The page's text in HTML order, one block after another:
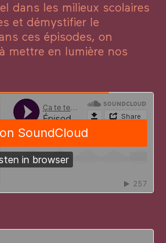
dans les milieux scolaires
et démystifier le
ces épisodes, on
mettre en lumière nos